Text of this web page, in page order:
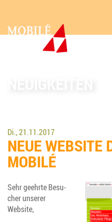
Di., 21.11.2017
NEUE WEB­SITE
MOBILÉ
Sehr geehr­te Besu­
cher unse­rer
Website,